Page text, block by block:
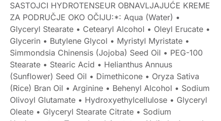
SASTOJCI HYDROTENSEUR OBNAVLJAJUĆE KREME
ZA PODRUČJE OKO OČIJU:*: Aqua (Water) •
Glyceryl Stearate • Cetearyl Alcohol • Oleyl Erucate •
Glycerin • Butylene Glycol • Myristyl Myristate •
Simmondsia Chinensis (Jojoba) Seed Oil • PEG-100
Stearate • Stearic Acid • Helianthus Annuus
(Sunflower) Seed Oil • Dimethicone • Oryza Sativa
(Rice) Bran Oil • Arginine • Behenyl Alcohol • Sodium
Olivoyl Glutamate • Hydroxyethylcellulose • Glyceryl
Oleate • Glyceryl Stearate Citrate • Sodium